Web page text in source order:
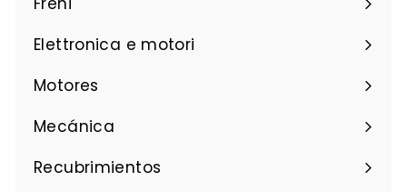
Elettronica e motori
Motores
Mecánica
Recubrimientos